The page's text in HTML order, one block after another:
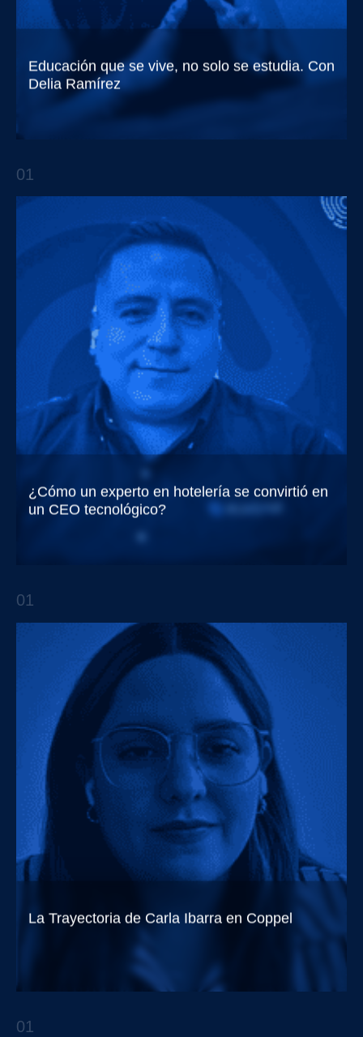
Educación que se vive, no solo se estudia. Con
Delia Ramírez
Trendsetters EP.10 Con Delia Ramírez
APTO TALKS
01
¿Cómo un experto en hotelería se convirtió en
un CEO tecnológico?
Trendsetters EP.9 Con Fernando Sámano
01
La Trayectoria de Carla Ibarra en Coppel
01